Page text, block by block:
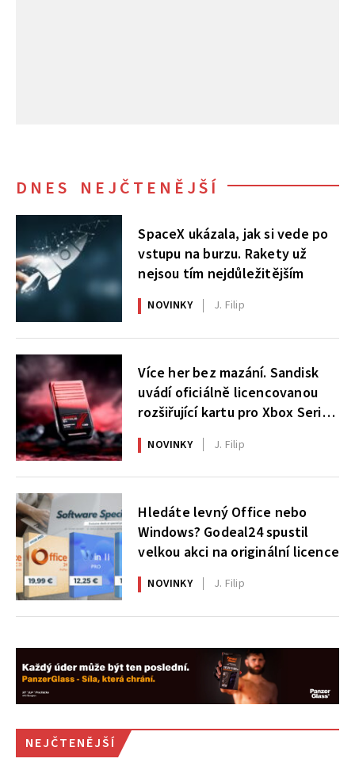
DNES NEJČTENĚJŠÍ
SpaceX ukázala, jak si vede po
vstupu na burzu. Rakety už
nejsou tím nejdůležitějším
NOVINKY J. Filip
Více her bez mazání. Sandisk
uvádí oficiálně licencovanou
rozšiřující kartu pro Xbox Series
X|S
NOVINKY J. Filip
Hledáte levný Office nebo
Windows? Godeal24 spustil
velkou akci na originální licence
NOVINKY J. Filip
NEJČTENĚJŠÍ